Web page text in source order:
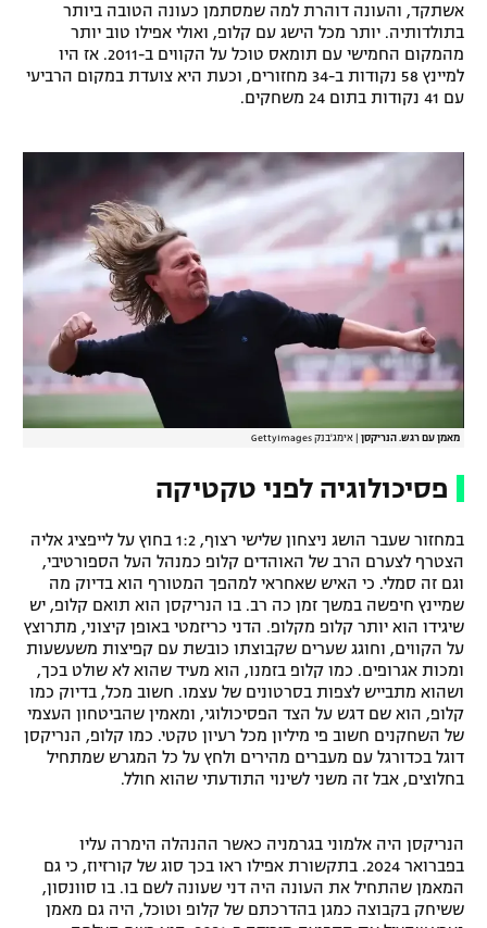
הצטרפות לחבילת הערוצים
לוח דרושים – ג'ובנט
אשתקד, והעונה דוהרת למה שמסתמן כעונה הטובה ביותר
בתולדותיה. יותר מכל הישג עם קלופ, ואולי אפילו טוב יותר
מהמקום החמישי עם תומאס טוכל על הקווים ב-2011. אז היו
למיינץ 58 נקודות ב-34 מחזורים, וכעת היא צועדת במקום הרביעי
עם 41 נקודות בתום 24 משחקים.
מאמן עם רגש. הנריקסן אימג'בנק GettyImages
פסיכולוגיה לפני טקטיקה
במחזור שעבר הושג ניצחון שלישי רצוף, 1:2 בחוץ על לייפציג אליה
הצטרף לצערם הרב של האוהדים קלופ כמנהל העל הספורטיבי,
וגם זה סמלי. כי האיש שאחראי למהפך המטורף הוא בדיוק מה
שמיינץ חיפשה במשך זמן כה רב. בו הנריקסן הוא תואם קלופ, יש
שיגידו הוא יותר קלופ מקלופ. הדני כריזמטי באופן קיצוני, מתרוצץ
על הקווים, וחוגג שערים שקבוצתו כובשת עם קפיצות משעשעות
ומכות אגרופים. כמו קלופ בזמנו, הוא מעיד שהוא לא שולט בכך,
ושהוא מתבייש לצפות בסרטונים של עצמו. חשוב מכל, בדיוק כמו
קלופ, הוא שם דגש על הצד הפסיכולוגי, ומאמין שהביטחון העצמי
של השחקנים חשוב פי מיליון מכל רעיון טקטי. כמו קלופ, הנריקסן
דוגל בכדורגל עם מעברים מהירים ולחץ על כל המגרש שמתחיל
בחלוצים, אבל זה משני לשינוי התודעתי שהוא חולל.
הנריקסן היה אלמוני בגרמניה כאשר ההנהלה הימרה עליו
בפברואר 2024. בתקשורת אפילו ראו בכך סוג של קורזיוז, כי גם
המאמן שהתחיל את העונה היה דני שעונה לשם בו. בו סוונסון,
ששיחק בקבוצה כמגן בהדרכתם של קלופ וטוכל, היה גם מאמן